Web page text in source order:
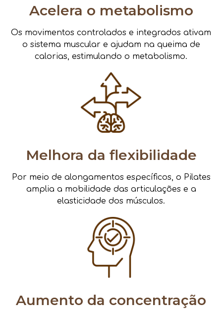
Acelera o metabolismo
Os movimentos controlados e integrados ativam
o sistema muscular e ajudam na queima de
calorias, estimulando o metabolismo.
Melhora da flexibilidade
Por meio de alongamentos específicos, o Pilates
amplia a mobilidade das articulações e a
elasticidade dos músculos.
Aumento da concentração